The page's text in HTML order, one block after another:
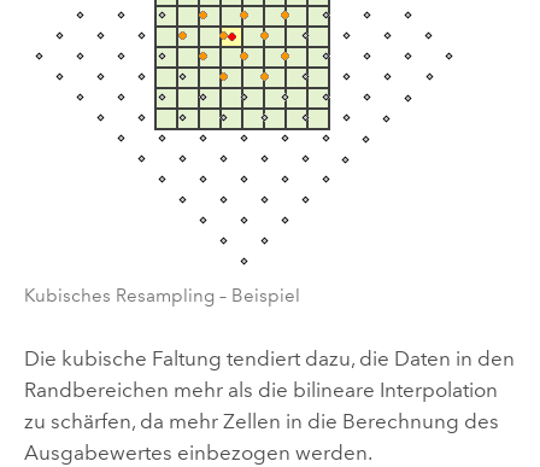
Kubisches Resampling – Beispiel
Die kubische Faltung tendiert dazu, die Daten in den
Randbereichen mehr als die bilineare Interpolation
zu schärfen, da mehr Zellen in die Berechnung des
Ausgabewertes einbezogen werden.